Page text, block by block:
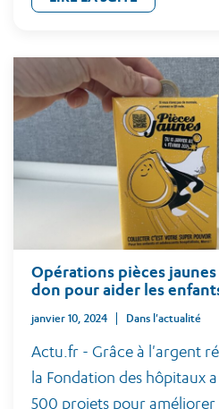
Opérations pièces
don pour aider les
janvier 10, 2024 Dans l'actualité
Actu.fr - Grâce à l'argent
la Fondation des hôpitaux
500 projets pour améliorer